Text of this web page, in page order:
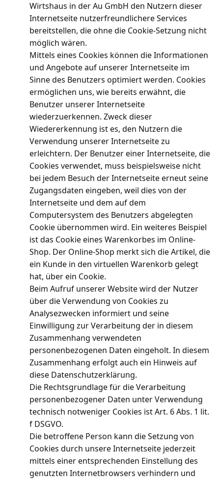
Wirtshaus in der Au GmbH den Nutzern dieser
Internetseite nutzerfreundlichere Services
bereitstellen, die ohne die Cookie-Setzung nicht
möglich wären.
Mittels eines Cookies können die Informationen
und Angebote auf unserer Internetseite im
Sinne des Benutzers optimiert werden. Cookies
ermöglichen uns, wie bereits erwähnt, die
Benutzer unserer Internetseite
wiederzuerkennen. Zweck dieser
Wiedererkennung ist es, den Nutzern die
Verwendung unserer Internetseite zu
erleichtern. Der Benutzer einer Internetseite, die
Cookies verwendet, muss beispielsweise nicht
bei jedem Besuch der Internetseite erneut seine
Zugangsdaten eingeben, weil dies von der
Internetseite und dem auf dem
Computersystem des Benutzers abgelegten
Cookie übernommen wird. Ein weiteres Beispiel
ist das Cookie eines Warenkorbes im Online-
Shop. Der Online-Shop merkt sich die Artikel, die
ein Kunde in den virtuellen Warenkorb gelegt
hat, über ein Cookie.
Beim Aufruf unserer Website wird der Nutzer
über die Verwendung von Cookies zu
Analysezwecken informiert und seine
Einwilligung zur Verarbeitung der in diesem
Zusammenhang verwendeten
personenbezogenen Daten eingeholt. In diesem
Zusammenhang erfolgt auch ein Hinweis auf
diese Datenschutzerklärung.
Die Rechtsgrundlage für die Verarbeitung
personenbezogener Daten unter Verwendung
technisch notweniger Cookies ist Art. 6 Abs. 1 lit.
f DSGVO.
Die betroffene Person kann die Setzung von
Cookies durch unsere Internetseite jederzeit
mittels einer entsprechenden Einstellung des
genutzten Internetbrowsers verhindern und